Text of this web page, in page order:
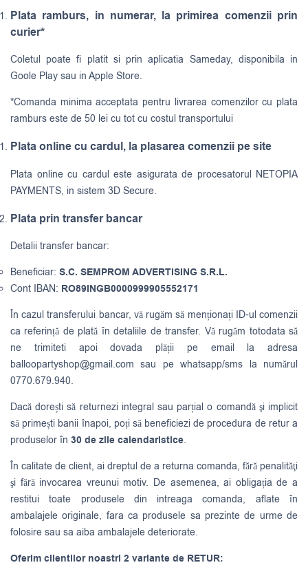
Plata ramburs, in numerar, la primirea comenzii prin
curier*
Coletul poate fi platit si prin aplicatia Sameday, disponibila in
Goole Play sau in Apple Store.
*Comanda minima acceptata pentru livrarea comenzilor cu plata
ramburs este de 50 lei cu tot cu costul transportului
Plata online cu cardul, la plasarea comenzii pe site
Plata online cu cardul este asigurata de procesatorul NETOPIA
PAYMENTS, in sistem 3D Secure.
Plata prin transfer bancar
Detalii transfer bancar:
Beneficiar: S.C. SEMPROM ADVERTISING S.R.L.
Cont IBAN: RO89INGB0000999905552171
În cazul transferului bancar, vă rugăm să menționați ID-ul comenzii
ca referință de plată în detaliile de transfer. Vă rugăm totodata să
ne trimiteti apoi dovada plății pe email la adresa
balloopartyshop@gmail.com sau pe whatsapp/sms la numărul
0770.679.940.
Dacă dorești să returnezi integral sau parțial o comandă şi implicit
să primești banii înapoi, poți să beneficiezi de procedura de retur a
produselor în 30 de zile calendaristice.
În calitate de client, ai dreptul de a returna comanda, fără penalităţi
şi fără invocarea vreunui motiv. De asemenea, ai obligația de a
restitui toate produsele din intreaga comanda, aflate în
ambalajele originale, fara ca produsele sa prezinte de urme de
folosire sau sa aiba ambalajele deteriorate.
Oferim clientilor noastri 2 variante de RETUR: